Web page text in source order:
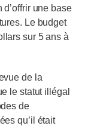
une base
Le budget
sur 5 ans à
de la
le statut illégal
de
qu’il était